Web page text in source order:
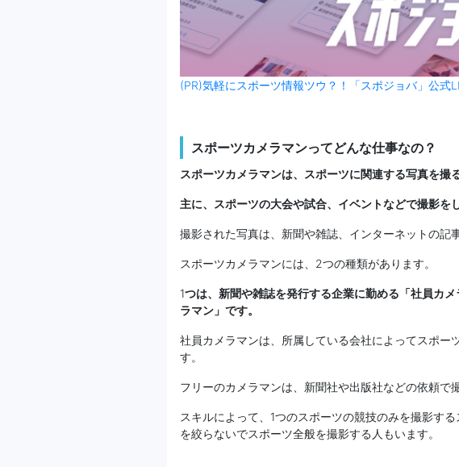
(PR)気軽にスポーツ情報ツウ？！「スポジョバ」公式
スポーツカメラマンってどんな仕事なの？
スポーツカメラマンは、スポーツに関連する写真を撮
主に、スポーツの大会や試合、イベントなどで撮影を
撮影された写真は、新聞や雑誌、インターネットの記
スポーツカメラマンには、2つの種類があります。
1つは、新聞や雑誌を発行する企業に勤める「社員カ
ラマン」です。
社員カメラマンは、所属している会社によってスポー
す。
フリーのカメラマンは、新聞社や出版社などの依頼で
スキルによって、1つのスポーツの競技のみを撮影す
を絞らないでスポーツ全般を撮影する人もいます。